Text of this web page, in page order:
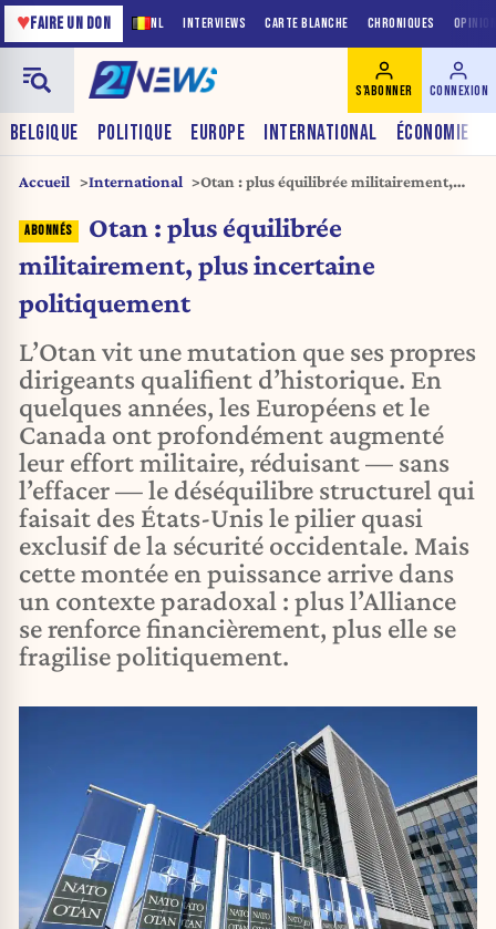
NL INTERVIEWS CARTE BLANCHE CHRONIQUES
♥FAIRE UN DON
BELGIQUE POLITIQUE EUROPE INTERNATIONAL ÉCONOMIE
S'ABONNER CONNEXION
Accueil International
Otan : plus équilibrée militairement,
Otan : plus équilibrée
militairement, plus incertaine
politiquement
L’Otan vit une mutation que ses propres
dirigeants qualifient d’historique. En
quelques années, les Européens et le
Canada ont profondément augmenté
leur effort militaire, réduisant — sans
l’effacer — le déséquilibre structurel qui
faisait des États-Unis le pilier quasi
exclusif de la sécurité occidentale. Mais
cette montée en puissance arrive dans
un contexte paradoxal : plus l’Alliance
se renforce financièrement, plus elle se
fragilise politiquement.